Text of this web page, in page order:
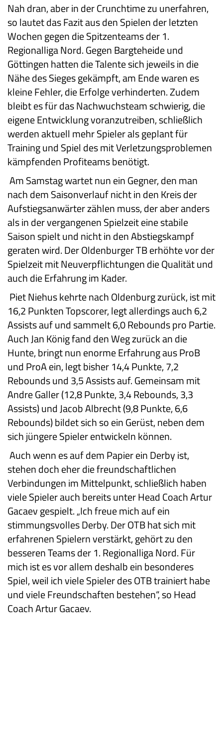
Nah dran, aber in der Crunchtime zu unerfahren,
so lautet das Fazit aus den Spielen der letzten
Wochen gegen die Spitzenteams der 1.
Regionalliga Nord. Gegen Bargteheide und
Göttingen hatten die Talente sich jeweils in die
Nähe des Sieges gekämpft, am Ende waren es
kleine Fehler, die Erfolge verhinderten. Zudem
bleibt es für das Nachwuchsteam schwierig, die
eigene Entwicklung voranzutreiben, schließlich
werden aktuell mehr Spieler als geplant für
Training und Spiel des mit Verletzungsproblemen
kämpfenden Profiteams benötigt.
Am Samstag wartet nun ein Gegner, den man
nach dem Saisonverlauf nicht in den Kreis der
Aufstiegsanwärter zählen muss, der aber anders
als in der vergangenen Spielzeit eine stabile
Saison spielt und nicht in den Abstiegskampf
geraten wird. Der Oldenburger TB erhöhte vor der
Spielzeit mit Neuverpflichtungen die Qualität und
auch die Erfahrung im Kader.
Piet Niehus kehrte nach Oldenburg zurück, ist mit
16,2 Punkten Topscorer, legt allerdings auch 6,2
Assists auf und sammelt 6,0 Rebounds pro Partie.
Auch Jan König fand den Weg zurück an die
Hunte, bringt nun enorme Erfahrung aus ProB
und ProA ein, legt bisher 14,4 Punkte, 7,2
Rebounds und 3,5 Assists auf. Gemeinsam mit
Andre Galler (12,8 Punkte, 3,4 Rebounds, 3,3
Assists) und Jacob Albrecht (9,8 Punkte, 6,6
Rebounds) bildet sich so ein Gerüst, neben dem
sich jüngere Spieler entwickeln können.
Auch wenn es auf dem Papier ein Derby ist,
stehen doch eher die freundschaftlichen
Verbindungen im Mittelpunkt, schließlich haben
viele Spieler auch bereits unter Head Coach Artur
Gacaev gespielt. „Ich freue mich auf ein
stimmungsvolles Derby. Der OTB hat sich mit
erfahrenen Spielern verstärkt, gehört zu den
besseren Teams der 1. Regionalliga Nord. Für
mich ist es vor allem deshalb ein besonderes
Spiel, weil ich viele Spieler des OTB trainiert habe
und viele Freundschaften bestehen“, so Head
Coach Artur Gacaev.